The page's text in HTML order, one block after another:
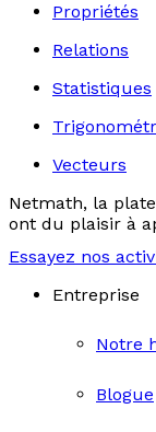
Propriétés
Relations
Statistiques
Vecteurs
Netmath, la
ont du plaisir à
Essayez nos
Entreprise
Notre
Blogue